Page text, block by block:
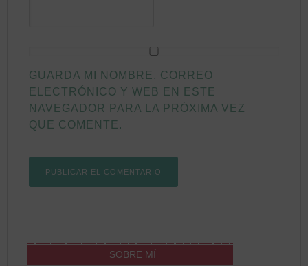
GUARDA MI NOMBRE, CORREO
ELECTRÓNICO Y WEB EN ESTE
NAVEGADOR PARA LA PRÓXIMA VEZ
QUE COMENTE.
SOBRE MÍ